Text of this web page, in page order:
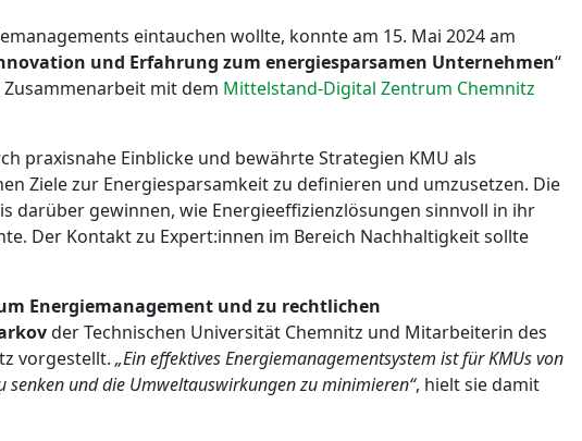
eintauchen wollte, konnte am 15. Mai 2024 am
und Erfahrung zum energiesparsamen Unternehmen“
mit dem Mittelstand-Digital Zentrum Chemnitz
praxisnahe Einblicke und bewährte Strategien KMU als
Ziele zur Energiesparsamkeit zu definieren und umzusetzen. Die
darüber gewinnen, wie Energieeffizienzlösungen sinnvoll in ihr
Der Kontakt zu Expert:innen im Bereich Nachhaltigkeit sollte
Energiemanagement und zu rechtlichen
der Technischen Universität Chemnitz und Mitarbeiterin des
vorgestellt. „Ein effektives Energiemanagementsystem ist für KMUs von
senken und die Umweltauswirkungen zu minimieren“, hielt sie damit